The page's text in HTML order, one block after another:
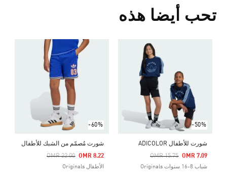
تحب أيضا هذه
-50%
شورت للأطفال ADICOLOR
Price Reduced From
OMR 15.75
To OMR 7.09
شباب 8-16 سنوات Originals
-60%
شورت مُصمّم من الشبك للأطفال
Price Reduced From
OMR 22.00
To OMR 8.22
الأطفال Originals
Price Reduced From